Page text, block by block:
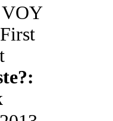
VOY
First